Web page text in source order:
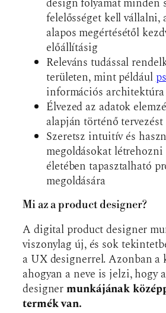
felelősséget kell vállalni,
alapos megértésétől
előállításig
Releváns tudással
területen, mint például
információs
Élvezed az adatok
alapján történő tervezést
Szeretsz intuitív és
megoldásokat
életében tapasztalható
megoldására
Mi az a product designer?
A digital product designer
viszonylag új, és sok
a UX designerrel. Azonban a
ahogyan a neve is jelzi, hogy
designermunkájának
termék van.